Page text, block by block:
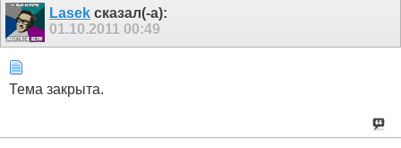
Lasek сказал(-а):
01.10.2011 00:49
Тема закрыта.